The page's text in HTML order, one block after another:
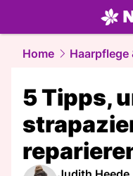
beauty.
Home Haarpflege
5 Tipps,